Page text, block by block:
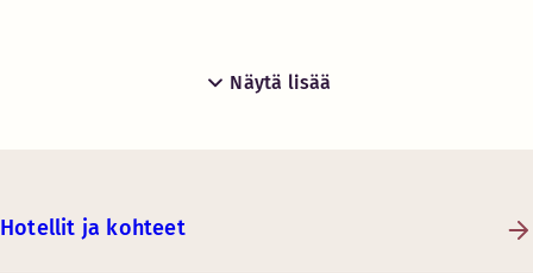
Näytä lisää
Hotellit ja kohteet